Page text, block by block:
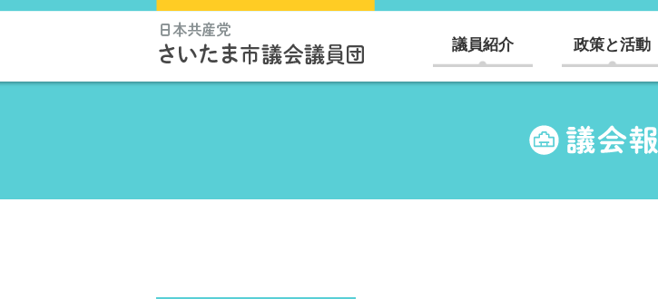
議員紹介 政策と活動